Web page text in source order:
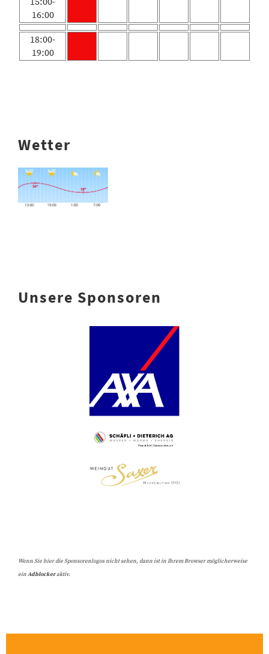
16:00
18:00-
19:00
Wetter
Unsere Sponsoren
Wenn Sie hier die Sponsorenlogos nicht sehen, dann ist in Ihrem Browser möglicherweise
einAdblockeraktiv.